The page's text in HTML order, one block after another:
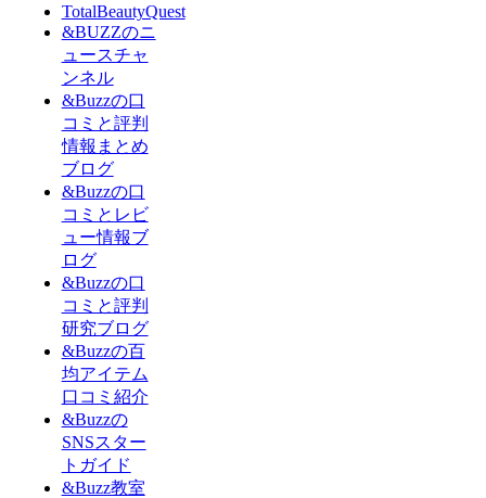
TotalBeautyQuest
&BUZZのニ
ュースチャ
ンネル
&Buzzの口
コミと評判
情報まとめ
ブログ
&Buzzの口
コミとレビ
ュー情報ブ
ログ
&Buzzの口
コミと評判
研究ブログ
&Buzzの百
均アイテム
口コミ紹介
&Buzzの
SNSスター
トガイド
&Buzz教室